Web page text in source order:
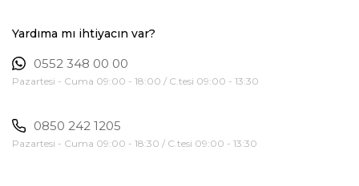
Yardıma mı ihtiyacın var?
0552 348 00 00
Pazartesi - Cuma 09:00 - 18:00 / C.tesi 09:00 - 13:30
0850 242 1205
Pazartesi - Cuma 09:00 - 18:30 / C.tesi 09:00 - 13:30